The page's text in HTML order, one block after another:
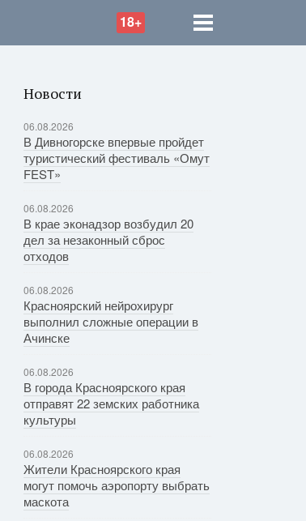
18+
Новости
06.08.2026
В Дивногорске впервые пройдет
туристический фестиваль «Омут
FEST»
06.08.2026
В крае эконадзор возбудил 20
дел за незаконный сброс
отходов
06.08.2026
Красноярский нейрохирург
выполнил сложные операции в
Ачинске
06.08.2026
В города Красноярского края
отправят 22 земских работника
культуры
06.08.2026
Жители Красноярского края
могут помочь аэропорту выбрать
маскота